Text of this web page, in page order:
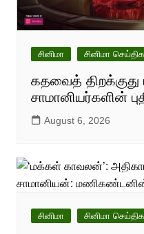
சினிமா சினிமா
கதவைத் திறக்குது
சாமானியர்களின்
August 6, 2026
சினிமா சினிமா